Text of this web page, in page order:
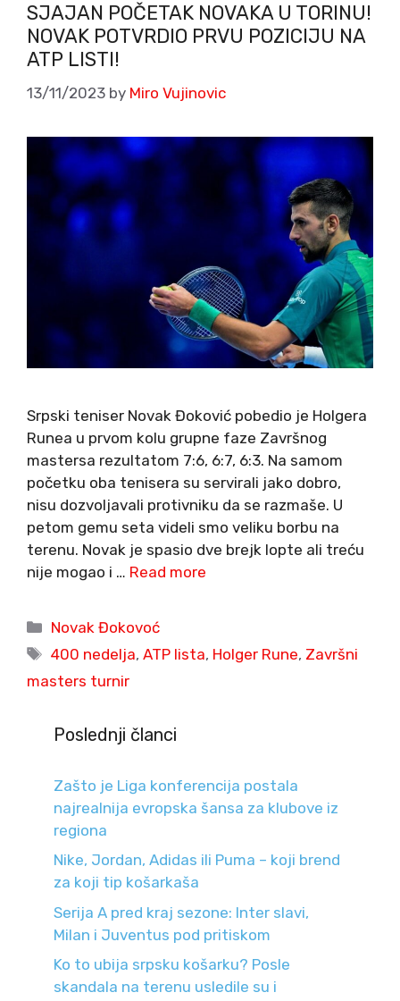
SJAJAN POČETAK NOVAKA U TORINU!
NOVAK POTVRDIO PRVU POZICIJU NA
ATP LISTI!
13/11/2023 by Miro Vujinovic
Srpski teniser Novak Đoković pobedio je Holgera
Runea u prvom kolu grupne faze Završnog
mastersa rezultatom 7:6, 6:7, 6:3. Na samom
početku oba tenisera su servirali jako dobro,
nisu dozvoljavali protivniku da se razmaše. U
petom gemu seta videli smo veliku borbu na
terenu. Novak je spasio dve brejk lopte ali treću
nije mogao i … Read more
Categories
Novak Đokovoć
Tags
400 nedelja,ATP lista, Holger Rune, Završni
masters turnir
Poslednji članci
Zašto je Liga konferencija postala
najrealnija evropska šansa za klubove iz
regiona
Nike, Jordan, Adidas ili Puma – koji brend
za koji tip košarkaša
Serija A pred kraj sezone: Inter slavi,
Milan i Juventus pod pritiskom
Ko to ubija srpsku košarku? Posle
skandala na terenu usledile su i